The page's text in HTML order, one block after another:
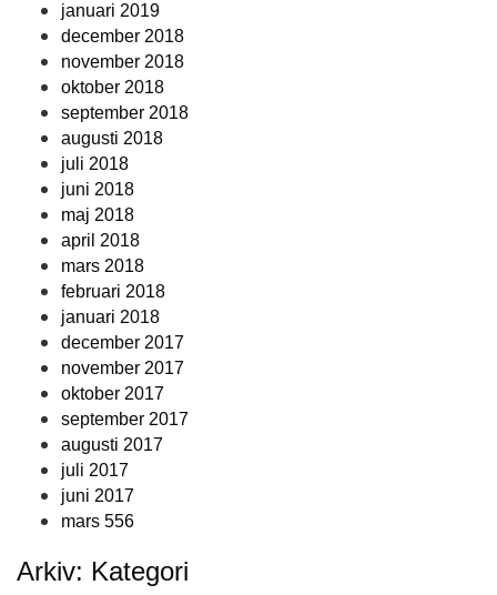
januari 2019
december 2018
november 2018
oktober 2018
september 2018
augusti 2018
juli 2018
juni 2018
maj 2018
april 2018
mars 2018
februari 2018
januari 2018
december 2017
november 2017
oktober 2017
september 2017
augusti 2017
juli 2017
juni 2017
mars 556
Arkiv: Kategori